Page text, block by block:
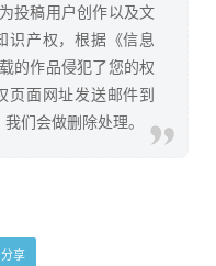
投稿用户创作以及文
识产权，根据《信息
的作品侵犯了您的权
页面网址发送邮件到
们会做删除处理。
分享